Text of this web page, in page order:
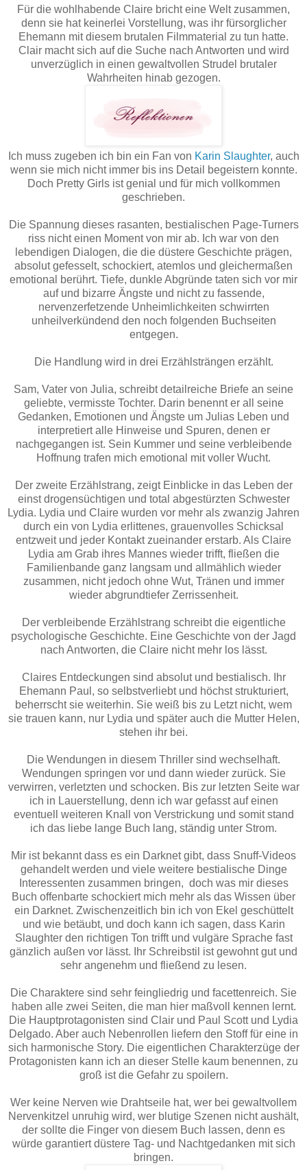
Für die wohlhabende Claire bricht eine Welt zusammen,
denn sie hat keinerlei Vorstellung, was ihr fürsorglicher
Ehemann mit diesem brutalen Filmmaterial zu tun hatte.
Clair macht sich auf die Suche nach Antworten und wird
unverzüglich in einen gewaltvollen Strudel brutaler
Wahrheiten hinab gezogen.
Ich muss zugeben ich bin ein Fan von Karin Slaughter, auch
wenn sie mich nicht immer bis ins Detail begeistern konnte.
Doch Pretty Girls ist genial und für mich vollkommen
geschrieben.
Die Spannung dieses rasanten, bestialischen Page-Turners
riss nicht einen Moment von mir ab. Ich war von den
lebendigen Dialogen, die die düstere Geschichte prägen,
absolut gefesselt, schockiert, atemlos und gleichermaßen
emotional berührt. Tiefe, dunkle Abgründe taten sich vor mir
auf und bizarre Ängste und nicht zu fassende,
nervenzerfetzende Unheimlichkeiten schwirrten
unheilverkündend den noch folgenden Buchseiten
entgegen.
Die Handlung wird in drei Erzählsträngen erzählt.
Sam, Vater von Julia, schreibt detailreiche Briefe an seine
geliebte, vermisste Tochter. Darin benennt er all seine
Gedanken, Emotionen und Ängste um Julias Leben und
interpretiert alle Hinweise und Spuren, denen er
nachgegangen ist. Sein Kummer und seine verbleibende
Hoffnung trafen mich emotional mit voller Wucht.
Der zweite Erzählstrang, zeigt Einblicke in das Leben der
einst drogensüchtigen und total abgestürzten Schwester
Lydia. Lydia und Claire wurden vor mehr als zwanzig Jahren
durch ein von Lydia erlittenes, grauenvolles Schicksal
entzweit und jeder Kontakt zueinander erstarb. Als Claire
Lydia am Grab ihres Mannes wieder trifft, fließen die
Familienbande ganz langsam und allmählich wieder
zusammen, nicht jedoch ohne Wut, Tränen und immer
wieder abgrundtiefer Zerrissenheit.
Der verbleibende Erzählstrang schreibt die eigentliche
psychologische Geschichte. Eine Geschichte von der Jagd
nach Antworten, die Claire nicht mehr los lässt.
Claires Entdeckungen sind absolut und bestialisch. Ihr
Ehemann Paul, so selbstverliebt und höchst strukturiert,
beherrscht sie weiterhin. Sie weiß bis zu Letzt nicht, wem
sie trauen kann, nur Lydia und später auch die Mutter Helen,
stehen ihr bei.
Die Wendungen in diesem Thriller sind wechselhaft.
Wendungen springen vor und dann wieder zurück. Sie
verwirren, verletzten und schocken. Bis zur letzten Seite war
ich in Lauerstellung, denn ich war gefasst auf einen
eventuell weiteren Knall von Verstrickung und somit stand
ich das liebe lange Buch lang, ständig unter Strom.
Mir ist bekannt dass es ein Darknet gibt, dass Snuff-Videos
gehandelt werden und viele weitere bestialische Dinge
Interessenten zusammen bringen, doch was mir dieses
Buch offenbarte schockiert mich mehr als das Wissen über
ein Darknet. Zwischenzeitlich bin ich von Ekel geschüttelt
und wie betäubt, und doch kann ich sagen, dass Karin
Slaughter den richtigen Ton trifft und vulgäre Sprache fast
gänzlich außen vor lässt. Ihr Schreibstil ist gewohnt gut und
sehr angenehm und fließend zu lesen.
Die Charaktere sind sehr feingliedrig und facettenreich. Sie
haben alle zwei Seiten, die man hier maßvoll kennen lernt.
Die Hauptprotagonisten sind Clair und Paul Scott und Lydia
Delgado. Aber auch Nebenrollen liefern den Stoff für eine in
sich harmonische Story. Die eigentlichen Charakterzüge der
Protagonisten kann ich an dieser Stelle kaum benennen, zu
groß ist die Gefahr zu spoilern.
Wer keine Nerven wie Drahtseile hat, wer bei gewaltvollem
Nervenkitzel unruhig wird, wer blutige Szenen nicht aushält,
der sollte die Finger von diesem Buch lassen, denn es
würde garantiert düstere Tag- und Nachtgedanken mit sich
bringen.